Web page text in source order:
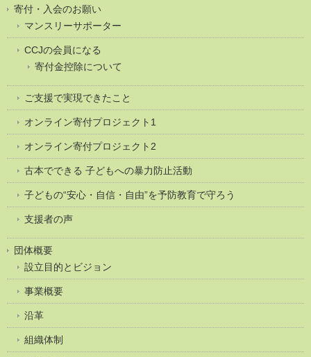
寄付・入会のお願い
マンスリーサポーター
CCJの会員になる
寄付金控除について
ご支援で実現できたこと
オンライン寄付プロジェクト1
オンライン寄付プロジェクト2
古本でできる 子どもへの暴力防止活動
子どもの“安心・自信・自由”を予防教育で守ろう
支援者の声
団体概要
設立目的とビジョン
事業概要
沿革
組織体制